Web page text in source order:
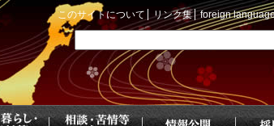
このサイトについて リンク集 foreign